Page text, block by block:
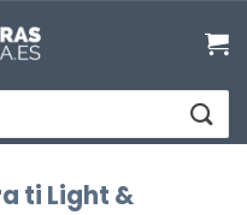
ti Light &